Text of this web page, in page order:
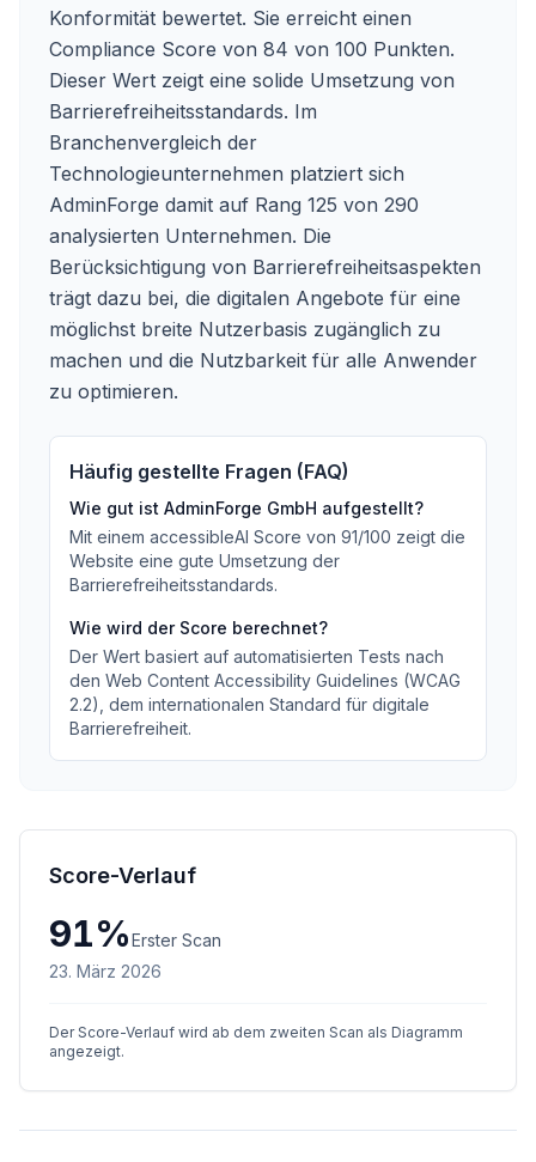
Konformität bewertet. Sie erreicht einen
Compliance Score von 84 von 100 Punkten.
Dieser Wert zeigt eine solide Umsetzung von
Barrierefreiheitsstandards. Im
Branchenvergleich der
Technologieunternehmen platziert sich
AdminForge damit auf Rang 125 von 290
analysierten Unternehmen. Die
Berücksichtigung von Barrierefreiheitsaspekten
trägt dazu bei, die digitalen Angebote für eine
möglichst breite Nutzerbasis zugänglich zu
machen und die Nutzbarkeit für alle Anwender
zu optimieren.
Häufig gestellte Fragen (FAQ)
Wie gut ist AdminForge GmbH aufgestellt?
Mit einem accessibleAI Score von 91/100 zeigt die
Website eine gute Umsetzung der
Barrierefreiheitsstandards.
Wie wird der Score berechnet?
Der Wert basiert auf automatisierten Tests nach
den Web Content Accessibility Guidelines (WCAG
2.2), dem internationalen Standard für digitale
Barrierefreiheit.
Score-Verlauf
91%Erster Scan
23. März 2026
Der Score-Verlauf wird ab dem zweiten Scan als Diagramm
angezeigt.